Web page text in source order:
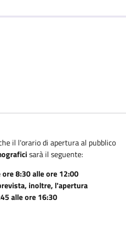
il l'orario di apertura al pubblico
sarà il seguente:
8:30 alle ore 12:00
inoltre, l'apertura
alle ore 16:30